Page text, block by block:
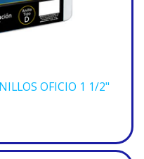
OFICIO 1 1/2"